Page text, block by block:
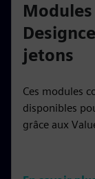
jetons
Ces modules
disponibles
grâce aux